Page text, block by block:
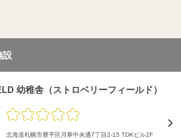
設
幼稚舎（ストロベリーフィールド）
北海道札幌市豊平区月寒中央通7丁目2-15 TDKビル2F